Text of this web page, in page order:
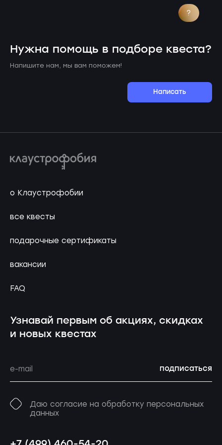
?
Нужна помощь в подборе квеста?
Напишите нам, мы вам поможем!
Написать
о Клаустрофобии
все квесты
подарочные сертификаты
вакансии
FAQ
Узнавай первым об акциях, скидках
и новых квестах
подписаться
Даю согласие на обработку персональных
данных